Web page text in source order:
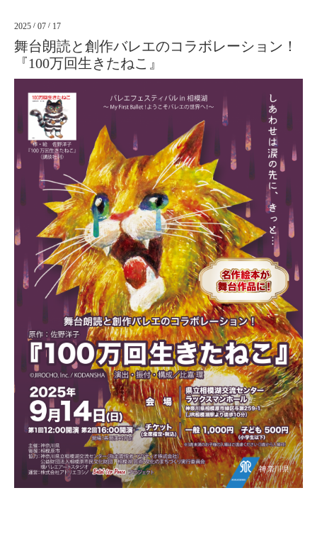
2025 / 07 / 17
舞台朗読と創作バレエのコラボレーション！
『100万回生きたねこ』